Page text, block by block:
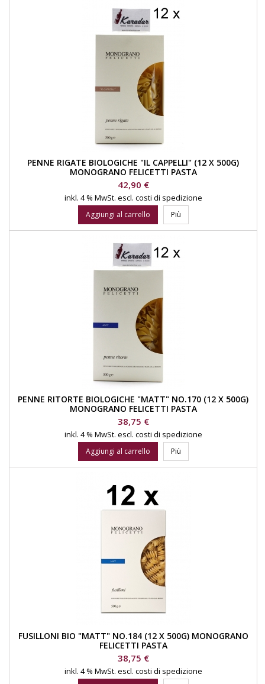
PENNE RIGATE BIOLOGICHE "IL CAPPELLI" (12 X 500G)
MONOGRANO FELICETTI PASTA
Prezzo
42,90 €
inkl. 4 % MwSt. escl. costi di spedizione
Aggiungi al carrello Più
PENNE RITORTE BIOLOGICHE "MATT" NO.170 (12 X 500G)
MONOGRANO FELICETTI PASTA
Prezzo
38,75 €
inkl. 4 % MwSt. escl. costi di spedizione
Aggiungi al carrello Più
FUSILLONI BIO "MATT" NO.184 (12 X 500G) MONOGRANO
FELICETTI PASTA
Prezzo
38,75 €
inkl. 4 % MwSt. escl. costi di spedizione